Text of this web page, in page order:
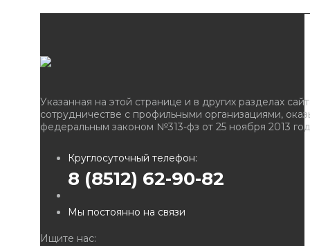
Указанная на этой странице и в других разделах сайта
сотрудничестве с профильными организациями,
федеральным законом №313-фз от 25 ноября 2013 года.
Круглосуточный телефон:
8 (8512) 62-90-82
Мы постоянно на связи
Ищите нас: